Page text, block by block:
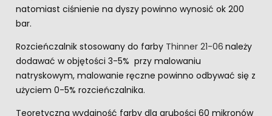
natomiast ciśnienie na dyszy powinno wynosić ok 200
bar.
Rozcieńczalnik stosowany do farby Thinner 21-06 należy
dodawać w objętości 3-5% przy malowaniu
natryskowym, malowanie ręczne powinno odbywać się z
użyciem 0-5% rozcieńczalnika.
Teoretyczna wydajność farby dla grubości 60 mikronów